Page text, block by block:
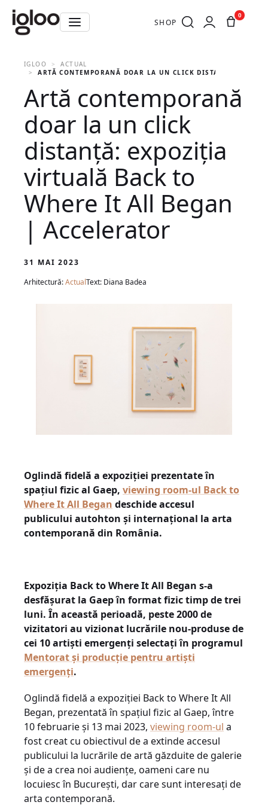
SHOP
0
IGLOO
ACTUAL
ARTĂ CONTEMPORANĂ DOAR LA UN CLICK DISTANȚĂ:
Artă contemporană
doar la un click
distanță: expoziția
virtuală Back to
Where It All Began
| Accelerator
31 MAI 2023
Arhitectură:ActualText: Diana Badea
Oglindă fidelă a expoziției prezentate în
spațiul fizic al Gaep, viewing room-ul Back to
Where It All Began deschide accesul
publicului autohton și internațional la arta
contemporană din România.
Expoziția Back to Where It All Began s-a
desfășurat la Gaep în format fizic timp de trei
luni. În această perioadă, peste 2000 de
vizitatori au vizionat lucrările nou-produse de
cei 10 artiști emergenți selectați în programul
Mentorat și producție pentru artiști
emergenți.
Oglindă fidelă a expoziției Back to Where It All
Began, prezentată în spațiul fizic al Gaep, între
10 februarie și 13 mai 2023, viewing room-ul a
fost creat cu obiectivul de a extinde accesul
publicului la lucrările de artă găzduite de galerie
și de a crea noi audiențe, oameni care nu
locuiesc în București, dar care sunt interesați de
arta contemporană.